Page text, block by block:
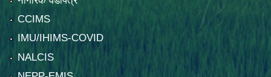
CCIMS
IMU/IHIMS-COVID
NALCIS